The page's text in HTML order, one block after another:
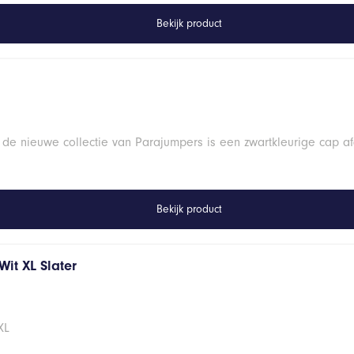
Bekijk product
nieuwe collectie van Parajumpers is een zwartkleurige cap
Bekijk product
XL Slater